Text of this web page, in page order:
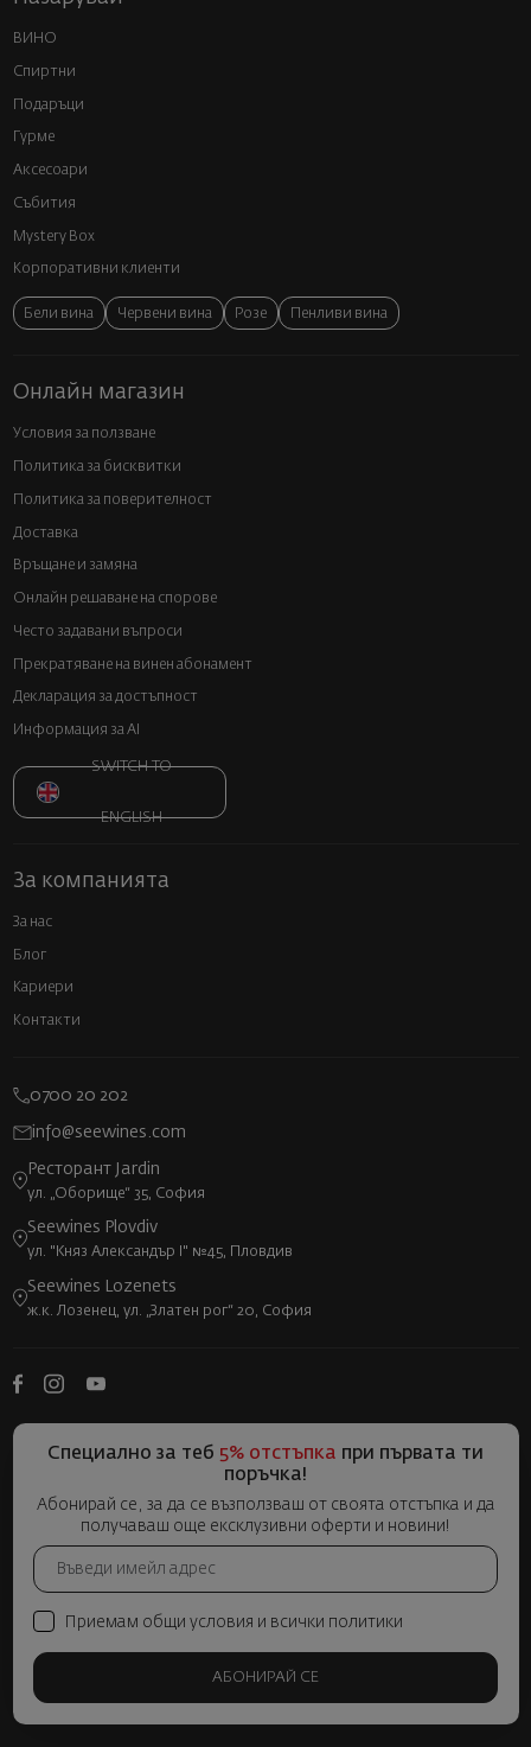
ВИНО
Спиртни
Подаръци
Гурме
Аксесоари
Събития
Mystery Box
Корпоративни клиенти
Бели вина Червени вина Розе Пенливи вина
Онлайн магазин
Условия за ползване
Политика за бисквитки
Политика за поверителност
Доставка
Връщане и замяна
Онлайн решаване на спорове
Често задавани въпроси
Прекратяване на винен абонамент
Декларация за достъпност
Информация за AI
SWITCH TO
ENGLISH
За компанията
За нас
Блог
Кариери
Контакти
0700 20 202
info@seewines.com
Ресторант Jardin
ул. „Оборище“ 35, София
Seewines Plovdiv
ул. "Княз Александър I" №45, Пловдив
Seewines Lozenets
ж.к. Лозенец, ул. „Златен рог“ 20, София
Специално за теб 5% отстъпка при първата ти
поръчка!
Абонирай се, за да се възползваш от своята отстъпка и да
получаваш още ексклузивни оферти и новини!
Приемам общи условия и всички политики
АБОНИРАЙ СЕ